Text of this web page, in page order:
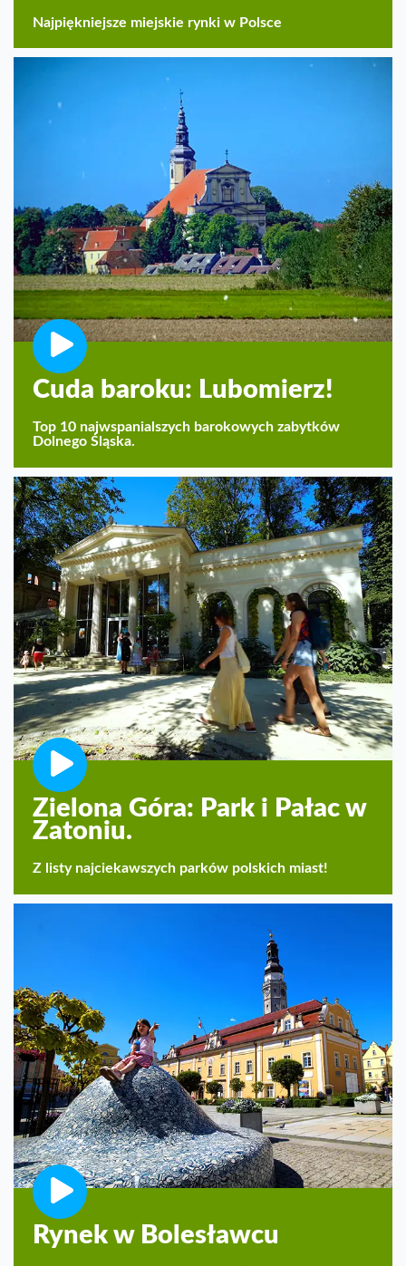
Najpiękniejsze miejskie rynki w Polsce
Cuda baroku: Lubomierz!
Top 10 najwspanialszych barokowych zabytków
Dolnego Śląska.
Zielona Góra: Park i Pałac w
Zatoniu.
Z listy najciekawszych parków polskich miast!
Rynek w Bolesławcu